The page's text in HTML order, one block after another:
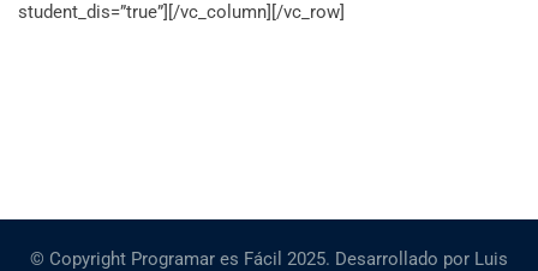
student_dis=”true”][/vc_column][/vc_row]
© Copyright Programar es Fácil 2025. Desarrollado por Luis